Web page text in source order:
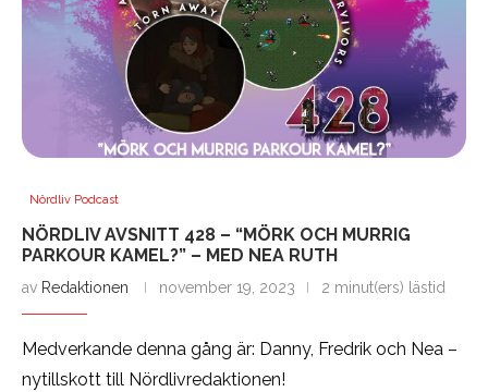
Nördliv Podcast
NÖRDLIV AVSNITT 428 – “MÖRK OCH MURRIG
PARKOUR KAMEL?” – MED NEA RUTH
av Redaktionen november 19, 2023 2 minut(ers) lästid
Medverkande denna gång är: Danny, Fredrik och Nea –
nytillskott till Nördlivredaktionen!